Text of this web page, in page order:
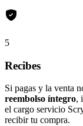
5
Recibes
Si pagas y la venta
reembolso íntegro,
el cargo servicio
recibir tu compra.